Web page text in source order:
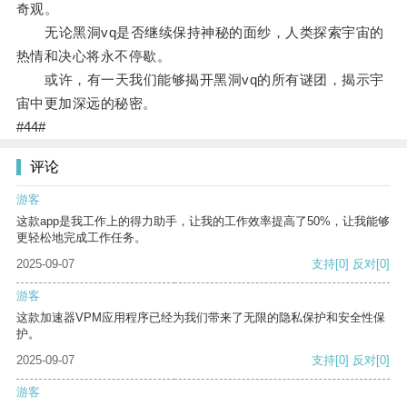
奇观。
无论黑洞vq是否继续保持神秘的面纱，人类探索宇宙的
热情和决心将永不停歇。
或许，有一天我们能够揭开黑洞vq的所有谜团，揭示宇
宙中更加深远的秘密。
#44#
评论
游客
这款app是我工作上的得力助手，让我的工作效率提高了50%，让我能够
更轻松地完成工作任务。
2025-09-07
支持[0] 反对[0]
游客
这款加速器VPM应用程序已经为我们带来了无限的隐私保护和安全性保
护。
2025-09-07
支持[0] 反对[0]
游客